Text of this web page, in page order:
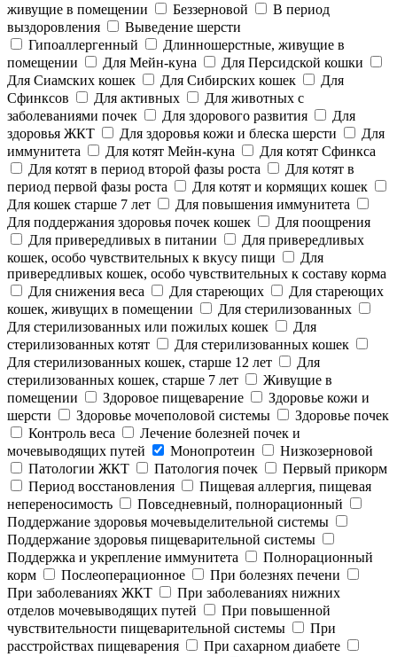
живущие в помещении
Беззерновой
В период
выздоровления
Выведение шерсти
Гипоаллергенный
Длинношерстные, живущие в
помещении
Для Мейн-куна
Для Персидской кошки
Для Сиамских кошек
Для Сибирских кошек
Для
Сфинксов
Для активных
Для животных с
заболеваниями почек
Для здорового развития
Для
здоровья ЖКТ
Для здоровья кожи и блеска шерсти
Для
иммунитета
Для котят Мейн-куна
Для котят Сфинкса
Для котят в период второй фазы роста
Для котят в
период первой фазы роста
Для котят и кормящих кошек
Для кошек старше 7 лет
Для повышения иммунитета
Для поддержания здоровья почек кошек
Для поощрения
Для привередливых в питании
Для привередливых
кошек, особо чувствительных к вкусу пищи
Для
привередливых кошек, особо чувствительных к составу корма
Для снижения веса
Для стареющих
Для стареющих
кошек, живущих в помещении
Для стерилизованных
Для стерилизованных или пожилых кошек
Для
стерилизованных котят
Для стерилизованных кошек
Для стерилизованных кошек, старше 12 лет
Для
стерилизованных кошек, старше 7 лет
Живущие в
помещении
Здоровое пищеварение
Здоровье кожи и
шерсти
Здоровье мочеполовой системы
Здоровье почек
Контроль веса
Лечение болезней почек и
мочевыводящих путей
Монопротеин
Низкозерновой
Патологии ЖКТ
Патология почек
Первый прикорм
Период восстановления
Пищевая аллергия, пищевая
непереносимость
Повседневный, полнорационный
Поддержание здоровья мочевыделительной системы
Поддержание здоровья пищеварительной системы
Поддержка и укрепление иммунитета
Полнорационный
корм
Послеоперационное
При болезнях печени
При заболеваниях ЖКТ
При заболеваниях нижних
отделов мочевыводящих путей
При повышенной
чувствительности пищеварительной системы
При
расстройствах пищеварения
При сахарном диабете